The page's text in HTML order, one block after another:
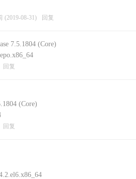
(2019-08-31) 回复
7.5.1804 (Core)
回复
(Core)
回复